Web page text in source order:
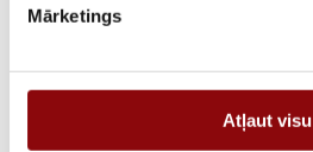
Mārketings
Atļaut visu
Informācija